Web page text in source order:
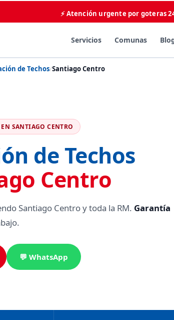
⚡ Atención urgente por goteras
Servicios Comunas
de Techos/Santiago Centro
SANTIAGO CENTRO
de Techos
Centro
Santiago Centro y toda la RM. Garantía
💬 WhatsApp